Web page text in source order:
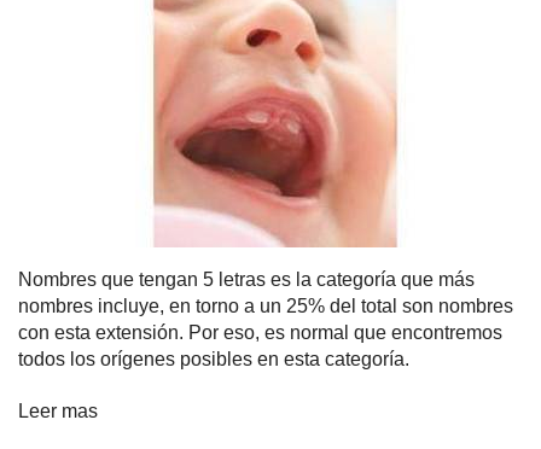
Cuentos
Nombres que tengan 5 letras es la categoría que más
nombres incluye, en torno a un 25% del total son nombres
con esta extensión. Por eso, es normal que encontremos
todos los orígenes posibles en esta categoría.
Leer mas